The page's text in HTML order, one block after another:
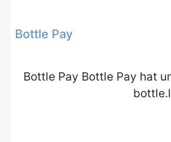
Bottle Pay
Bottle Pay Bottle Pay hat